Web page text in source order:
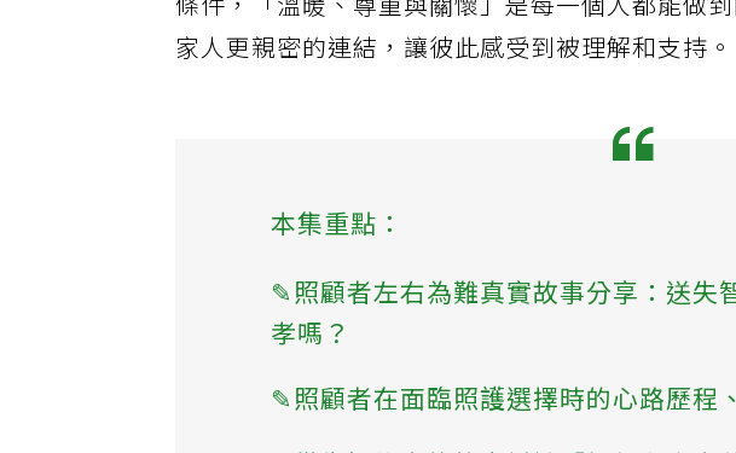
條件，「溫暖、尊重與關懷」是每一個人都能做
家人更親密的連結，讓彼此感受到被理解和支持。
本集重點：
✎照顧者左右為難真實故事分享：送失
孝嗎？
✎照顧者在面臨照護選擇時的心路歷程